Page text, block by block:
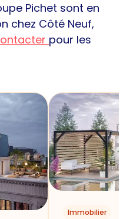
Pichet sont en
chez Côté Neuf,
pour les
Immobilier